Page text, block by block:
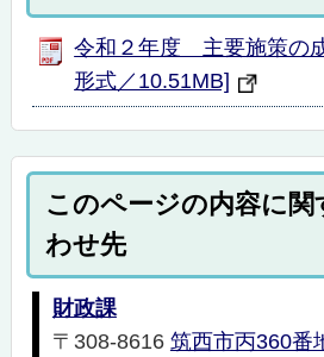
令和２年度 主要施策の
形式／10.51MB]
このページの内容に
わせ先
財政課
〒308-8616 筑西市丙360番